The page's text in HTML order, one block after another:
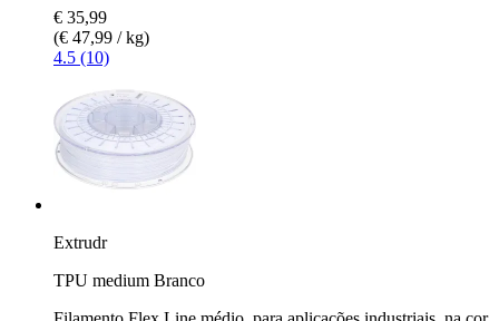
€ 35,99
(€ 47,99 / kg)
4.5 (10)
Extrudr
TPU medium Branco